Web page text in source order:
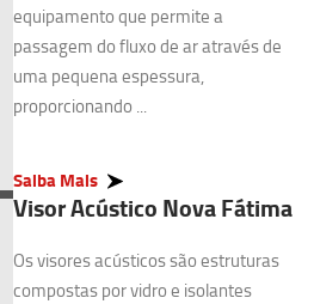
equipamento que permite a
passagem do fluxo de ar através de
uma pequena espessura,
proporcionando ...
Saiba Mais
Visor Acústico Nova Fátima
Os visores acústicos são estruturas
compostas por vidro e isolantes